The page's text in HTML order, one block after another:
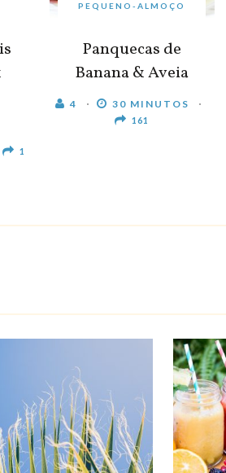
1
PEQUENO-ALMOÇO
Panquecas de
Banana & Aveia
4 30 MINUTOS
161